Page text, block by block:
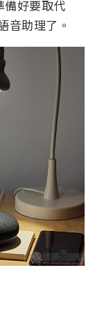
好要取代
音助理了。